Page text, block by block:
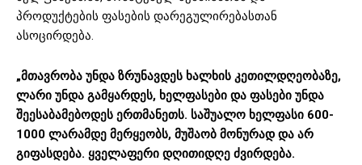
პროდუქტების ფასების დარეგულირებასთან
ასოცირდება.
„მთავრობა უნდა ზრუნავდეს ხალხის კეთილდღეობაზე,
ლარი უნდა გამყარდეს, ხელფასები და ფასები უნდა
შეესაბამებოდეს ერთმანეთს. საშუალო ხელფასი 600-
1000 ლარამდე მერყეობს, მუშაობ მონურად და არ
გიფასდება. ყველაფერი დღითიდღე ძვირდება.